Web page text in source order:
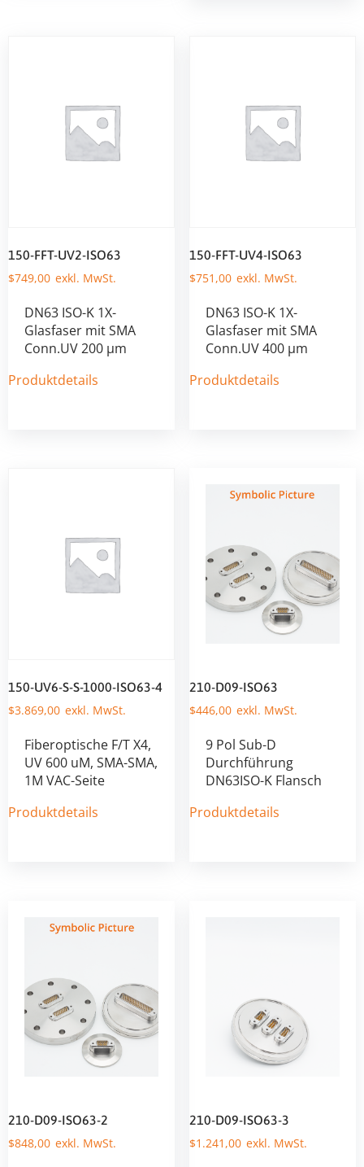
150-FFT-UV2-ISO63
$749,00
DN63 ISO-K 1X-
Glasfaser mit SMA
Conn.UV 200 µm
Produktdetails
150-FFT-UV4-ISO63
$751,00
DN63 ISO-K 1X-
Glasfaser mit SMA
Conn.UV 400 µm
Produktdetails
150-UV6-S-S-1000-ISO63-4
$3.869,00
Fiberoptische F/T X4,
UV 600 uM, SMA-SMA,
1M VAC-Seite
Produktdetails
210-D09-ISO63
$446,00
9 Pol Sub-D
Durchführung
DN63ISO-K Flansch
Produktdetails
210-D09-ISO63-2
$848,00
210-D09-ISO63-3
$1.241,00